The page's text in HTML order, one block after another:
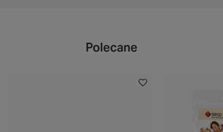
Polecane